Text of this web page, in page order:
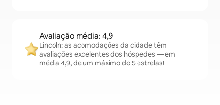
Avaliação média: 4,9
Lincoln: as acomodações da cidade têm
avaliações excelentes dos hóspedes — em
média 4,9, de um máximo de 5 estrelas!